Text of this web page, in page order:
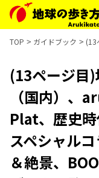
TOP ガイドブック (13
(13ページ目
（国内）、
Plat、歴史
スペシャル
＆絶景、